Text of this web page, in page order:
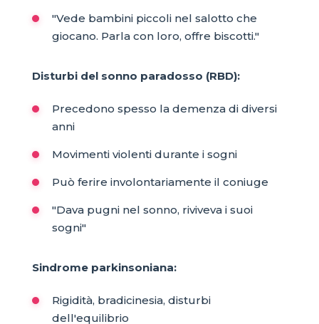
"Vede bambini piccoli nel salotto che
giocano. Parla con loro, offre biscotti."
Disturbi del sonno paradosso (RBD):
Precedono spesso la demenza di diversi
anni
Movimenti violenti durante i sogni
Può ferire involontariamente il coniuge
"Dava pugni nel sonno, riviveva i suoi
sogni"
Sindrome parkinsoniana:
Rigidità, bradicinesia, disturbi
dell'equilibrio